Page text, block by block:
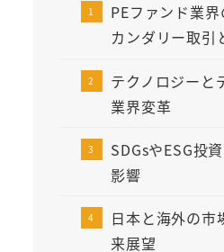
PEファンド業
カンダリー取引
テクノロジーと
業界変革
SDGsやESG投
影響
日本と海外の市
来展望